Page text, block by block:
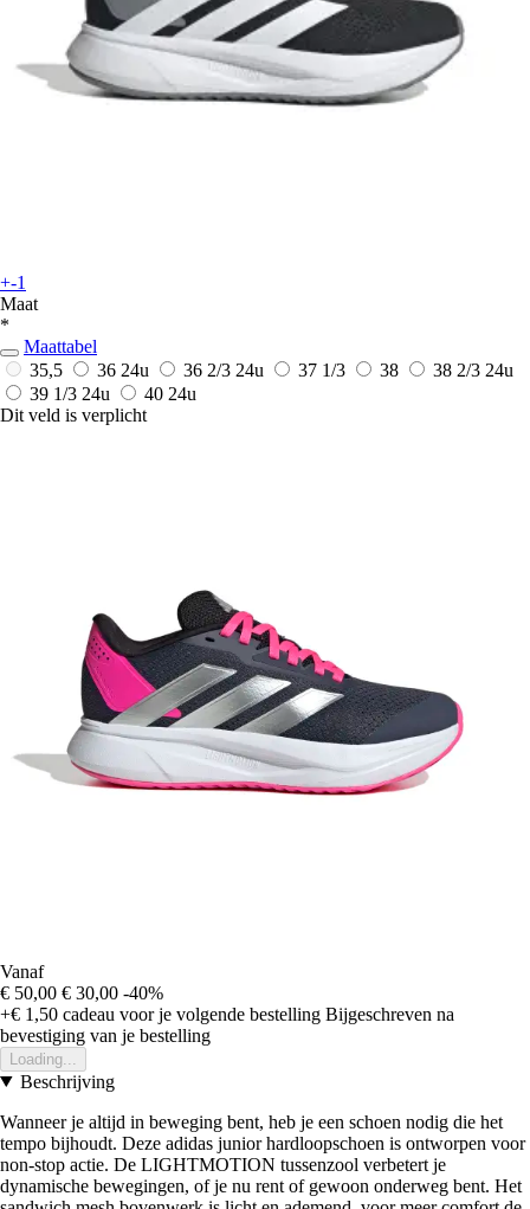
+-1
Maat
*
Maattabel
35,5
36 24u 36 2/3 24u 37 1/3 38 38 2/3 24u
39 1/3 24u 40 24u
Dit veld is verplicht
Vanaf
€ 50,00 € 30,00 -40%
+€ 1,50 cadeau voor je volgende bestelling Bijgeschreven na
bevestiging van je bestelling
Loading...
Beschrijving
Wanneer je altijd in beweging bent, heb je een schoen nodig die het
tempo bijhoudt. Deze adidas junior hardloopschoen is ontworpen voor
non-stop actie. De LIGHTMOTION tussenzool verbetert je
dynamische bewegingen, of je nu rent of gewoon onderweg bent. Het